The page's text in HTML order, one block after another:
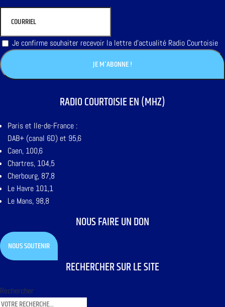
Je confirme souhaiter recevoir la lettre d'actualité Radio Courtoisie
RADIO COURTOISIE EN (MHZ)
Paris et Ile-de-France :
DAB+ (canal 6D) et 95,6
Caen, 100,6
Chartres, 104,5
Cherbourg, 87,8
Le Havre 101,1
Le Mans, 98,8
NOUS FAIRE UN DON
NOUS SOUTENIR
RECHERCHER SUR LE SITE
Rechercher